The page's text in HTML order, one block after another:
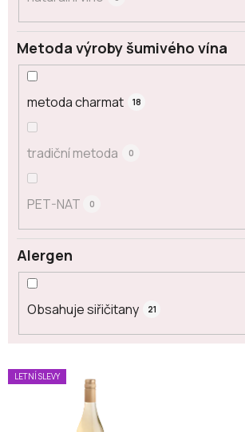
Metoda výroby šumivého vína
metoda charmat 18
tradiční metoda 0
PET-NAT 0
Alergen
Obsahuje siřičitany 21
V
ý
LETNÍ SLEVY